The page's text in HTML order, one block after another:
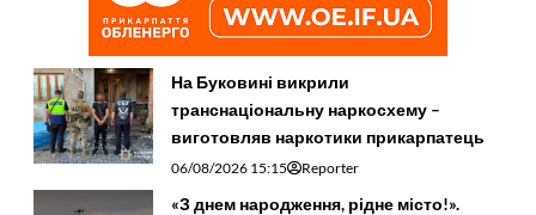
На Буковині викрили
транснаціональну наркосхему –
виготовляв наркотики прикарпатець
06/08/2026 15:15 Reporter
«З днем народження, рідне місто!».